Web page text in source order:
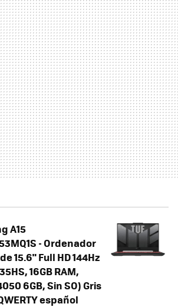
A15
- Ordenador
15.6" Full HD 144Hz
16GB RAM,
6GB, Sin SO) Gris
español